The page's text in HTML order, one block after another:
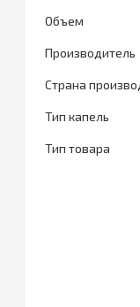
Объем
Производитель
Страна
Тип капель
Тип товара